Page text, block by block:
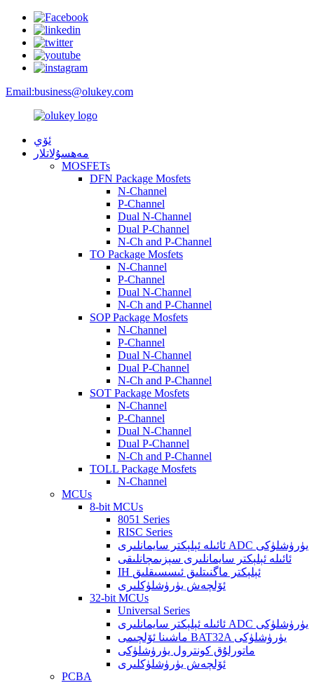
Email:business@olukey.com
ئۆي
مەھسۇلاتلار
MOSFETs
DFN Package Mosfets
N-Channel
P-Channel
Dual N-Channel
Dual P-Channel
N-Ch and P-Channel
TO Package Mosfets
N-Channel
P-Channel
Dual N-Channel
N-Ch and P-Channel
SOP Package Mosfets
N-Channel
P-Channel
Dual N-Channel
Dual P-Channel
N-Ch and P-Channel
SOT Package Mosfets
N-Channel
P-Channel
Dual N-Channel
Dual P-Channel
N-Ch and P-Channel
TOLL Package Mosfets
N-Channel
MCUs
8-bit MCUs
8051 Series
RISC Series
ئائىلە ئېلېكتر سايمانلىرى ADC يۈرۈشلۈكى
ئائىلە ئېلېكتر سايمانلىرى سېزىمچانلىقى
IH ئېلېكتر ماگنىتلىق ئىسسىقلىق
ئۆلچەش يۈرۈشلۈكلىرى
32-bit MCUs
Universal Series
ئائىلە ئېلېكتر سايمانلىرى ADC يۈرۈشلۈكى
ماشىنا ئۆلچىمى BAT32A يۈرۈشلۈكى
ماتورلۇق كونترول يۈرۈشلۈكى
ئۆلچەش يۈرۈشلۈكلىرى
PCBA